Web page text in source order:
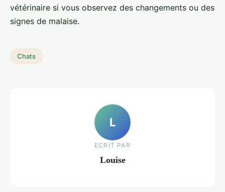
vétérinaire si vous observez des changements ou des
signes de malaise.
Chats
L
ECRIT PAR
Louise